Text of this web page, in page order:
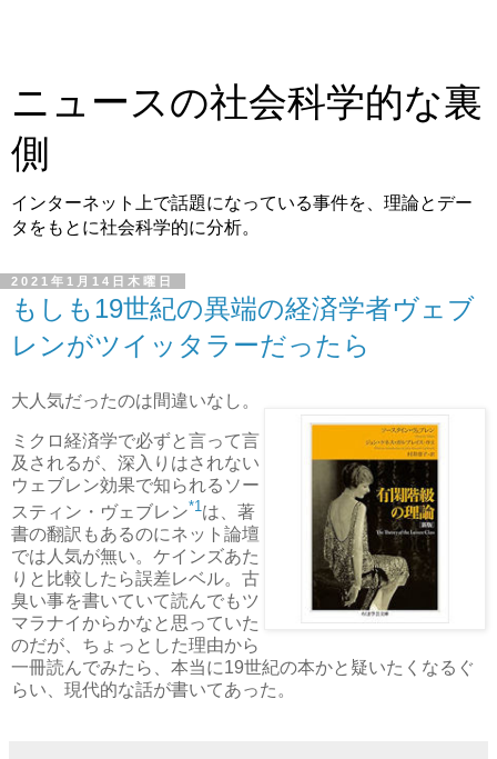
ニュースの社会科学的な裏
側
インターネット上で話題になっている事件を、理論とデー
タをもとに社会科学的に分析。
2021年1月14日木曜日
もしも19世紀の異端の経済学者ヴェブ
レンがツイッタラーだったら
大人気だったのは間違いなし。
ミクロ経済学で必ずと言って言
及されるが、深入りはされない
ウェブレン効果で知られるソー
スティン・ヴェブレン*1 は、著
書の翻訳もあるのにネット論壇
では人気が無い。ケインズあた
りと比較したら誤差レベル。古
臭い事を書いていて読んでもツ
マラナイからかなと思っていた
のだが、ちょっとした理由から
一冊読んでみたら、本当に19世紀の本かと疑いたくなるぐ
らい、現代的な話が書いてあった。